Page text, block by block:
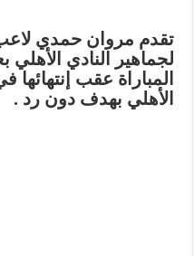
تقدم مروان حمدي لاعب
لجماهير النادي الأهلي
المباراة عقب إنتهائها
الأهلي بهدف دون رد .